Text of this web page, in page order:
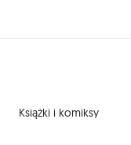
Książki i komiksy